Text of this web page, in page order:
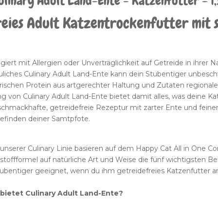
Adult Katzentrockenfutter mit
mit Allergien oder Unverträglichkeit auf Getreide in ihrer
Culinary Adult Land-Ente kann dein Stubentiger
Protein aus artgerechter Haltung und Zutaten
von Culinary Adult Land-Ente bietet damit alles, was deine
getreidefreie Rezeptur mit zarter Ente und
deiner Samtpfote.
Culinary Linie basieren auf dem Happy Cat All in One
auf natürliche Art und Weise die fünf wichtigsten
geeignet, wenn du ihm getreidefreies Katzenfutter
Culinary Adult Land-Ente?